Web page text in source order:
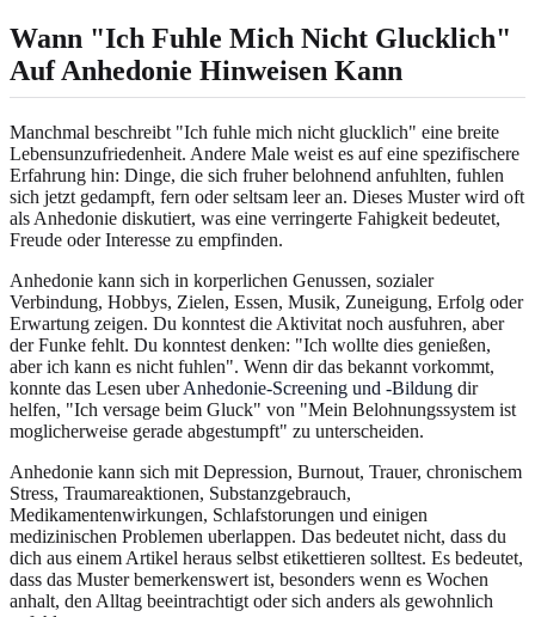
Wann "Ich Fuhle Mich Nicht Glucklich"
Auf Anhedonie Hinweisen Kann
Manchmal beschreibt "Ich fuhle mich nicht glucklich" eine breite
Lebensunzufriedenheit. Andere Male weist es auf eine spezifischere
Erfahrung hin: Dinge, die sich fruher belohnend anfuhlten, fuhlen
sich jetzt gedampft, fern oder seltsam leer an. Dieses Muster wird oft
als Anhedonie diskutiert, was eine verringerte Fahigkeit bedeutet,
Freude oder Interesse zu empfinden.
Anhedonie kann sich in korperlichen Genussen, sozialer
Verbindung, Hobbys, Zielen, Essen, Musik, Zuneigung, Erfolg oder
Erwartung zeigen. Du konntest die Aktivitat noch ausfuhren, aber
der Funke fehlt. Du konntest denken: "Ich wollte dies genießen,
aber ich kann es nicht fuhlen". Wenn dir das bekannt vorkommt,
konnte das Lesen uberAnhedonie-Screening und -Bildung dir
helfen, "Ich versage beim Gluck" von "Mein Belohnungssystem ist
moglicherweise gerade abgestumpft" zu unterscheiden.
Anhedonie kann sich mit Depression, Burnout, Trauer, chronischem
Stress, Traumareaktionen, Substanzgebrauch,
Medikamentenwirkungen, Schlafstorungen und einigen
medizinischen Problemen uberlappen. Das bedeutet nicht, dass du
dich aus einem Artikel heraus selbst etikettieren solltest. Es bedeutet,
dass das Muster bemerkenswert ist, besonders wenn es Wochen
anhalt, den Alltag beeintrachtigt oder sich anders als gewohnlich